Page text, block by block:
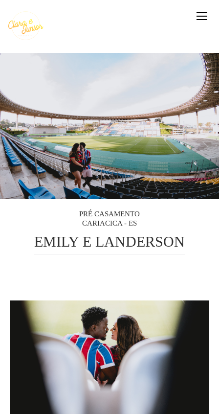
PRÉ CASAMENTO
CARIACICA - ES
EMILY E LANDERSON